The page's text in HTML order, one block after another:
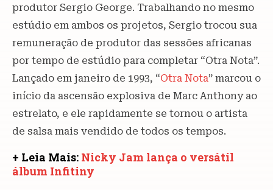
produtor Sergio George. Trabalhando no mesmo
estúdio em ambos os projetos, Sergio trocou sua
remuneração de produtor das sessões africanas
por tempo de estúdio para completar “Otra Nota”.
Lançado em janeiro de 1993, “Otra Nota” marcou o
início da ascensão explosiva de Marc Anthony ao
estrelato, e ele rapidamente se tornou o artista
de salsa mais vendido de todos os tempos.
+ Leia Mais: Nicky Jam lança o versátil
álbum Infitiny